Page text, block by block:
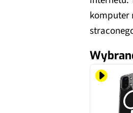
komputer